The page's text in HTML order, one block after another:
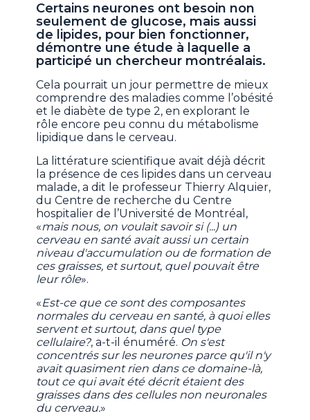
Certains neurones ont besoin non
seulement de glucose, mais aussi
de lipides, pour bien fonctionner,
démontre une étude à laquelle a
participé un chercheur montréalais.
Cela pourrait un jour permettre de mieux
comprendre des maladies comme l’obésité
et le diabète de type 2, en explorant le
rôle encore peu connu du métabolisme
lipidique dans le cerveau.
La littérature scientifique avait déjà décrit
la présence de ces lipides dans un cerveau
malade, a dit le professeur Thierry Alquier,
du Centre de recherche du Centre
hospitalier de l’Université de Montréal,
«mais nous, on voulait savoir si (...) un
cerveau en santé avait aussi un certain
niveau d'accumulation ou de formation de
ces graisses, et surtout, quel pouvait être
leur rôle».
«Est-ce que ce sont des composantes
normales du cerveau en santé, à quoi elles
servent et surtout, dans quel type
cellulaire?, a-t-il énuméré. On s'est
concentrés sur les neurones parce qu'il n'y
avait quasiment rien dans ce domaine-là,
tout ce qui avait été décrit étaient des
graisses dans des cellules non neuronales
du cerveau.»